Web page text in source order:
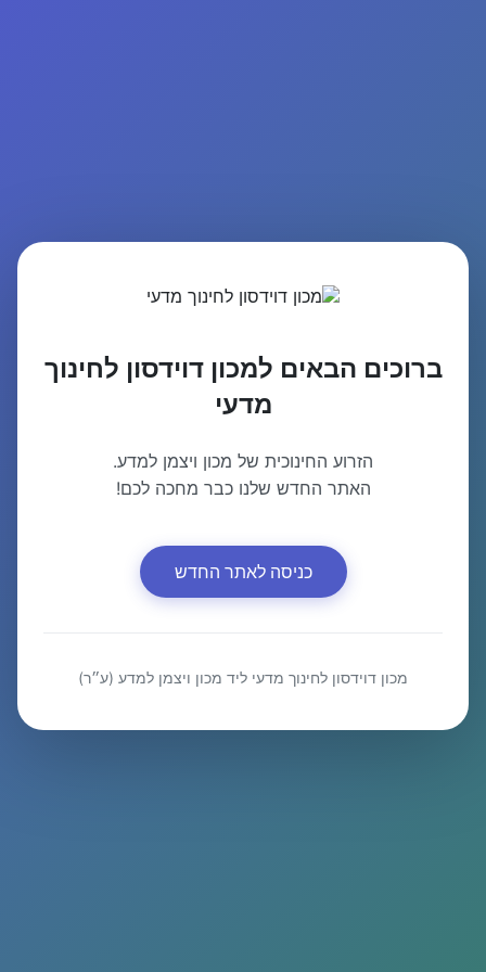
ברוכים הבאים למכון דוידסון לחינוך
מדעי
הזרוע החינוכית של מכון ויצמן למדע.
האתר החדש שלנו כבר מחכה לכם!
כניסה לאתר החדש
מכון דוידסון לחינוך מדעי ליד מכון ויצמן למדע (ע״ר)